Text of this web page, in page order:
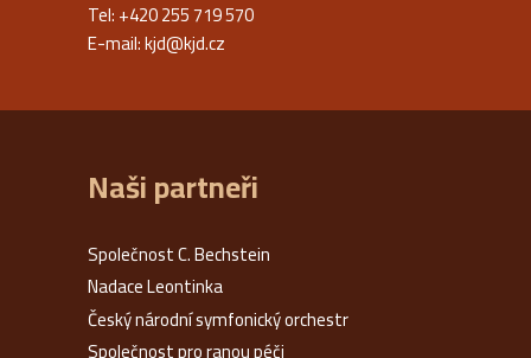
Tel: +420 255 719 570
E-mail:kjd@kjd.cz
Naši partneři
Společnost C. Bechstein
Nadace Leontinka
Český národní symfonický orchestr
Společnost pro ranou péči